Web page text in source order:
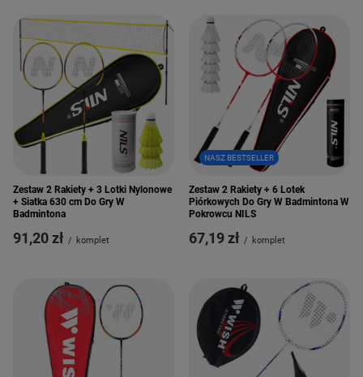
Zestaw 2 Rakiety + 3 Lotki Nylonowe
+ Siatka 630 cm Do Gry W
Badmintona
91,20 zł / komplet
NASZ BESTSELLER
Zestaw 2 Rakiety + 6 Lotek
Piórkowych Do Gry W Badmintona W
Pokrowcu NILS
67,19 zł / komplet